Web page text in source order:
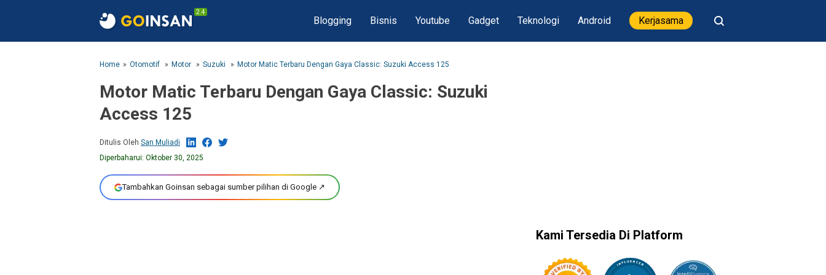
2.4
Blogging Bisnis Youtube Gadget Teknologi Android Kerjasama
Home Otomotif Motor Suzuki Motor Matic Terbaru Dengan Gaya Classic: Suzuki Access 125
Motor Matic Terbaru Dengan Gaya Classic: Suzuki
Access 125
Ditulis Oleh San Muliadi
Diperbaharui: Oktober 30, 2025
Tambahkan Goinsan sebagai sumber pilihan di Google ↗
Kami Tersedia Di Platform